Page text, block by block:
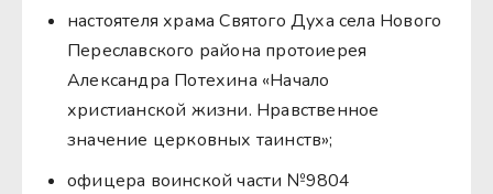
настоятеля храма Святого Духа села Нового
Переславского района протоиерея
Александра Потехина «Начало
христианской жизни. Нравственное
значение церковных таинств»;
офицера воинской части №9804